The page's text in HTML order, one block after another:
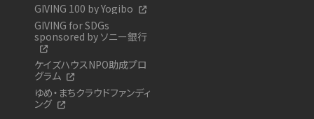
GIVING 100 by Yogibo
GIVING for SDGs
sponsored by ソニー銀行
ケイズハウスNPO助成プロ
グラム
ゆめ・まちクラウドファンディ
ング